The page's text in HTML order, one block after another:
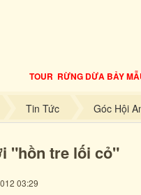
TOUR RỪNG DỪA BẢY
Tin Tức Góc Hội
"hồn tre lối cỏ"
03:29